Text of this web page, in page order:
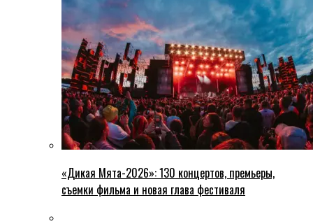
«Дикая Мята-2026»: 130 концертов, премьеры,
съемки фильма и новая глава фестиваля